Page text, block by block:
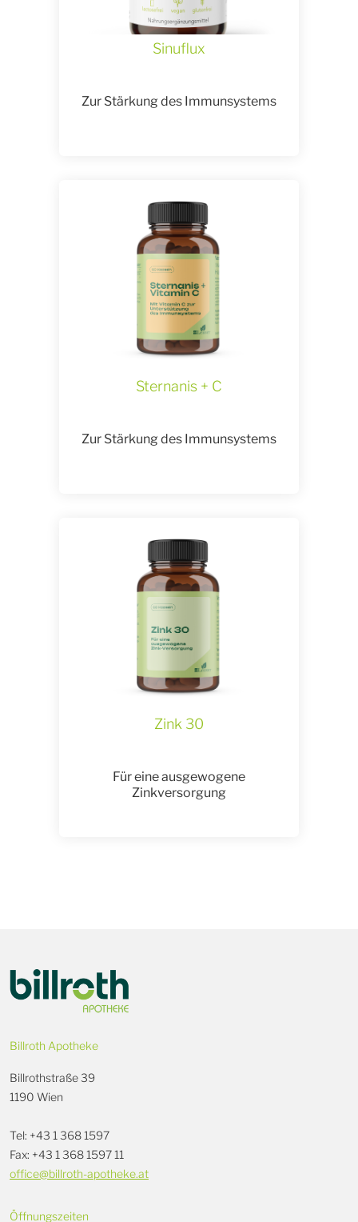
Sinuflux
Zur Stärkung des Immunsystems
Sternanis + C
Zur Stärkung des Immunsystems
Zink 30
Für eine ausgewogene
Zinkversorgung
Billroth Apotheke
Billrothstraße 39
1190 Wien
Tel: +43 1 368 1597
Fax: +43 1 368 1597 11
office@billroth-apotheke.at
Öffnungszeiten